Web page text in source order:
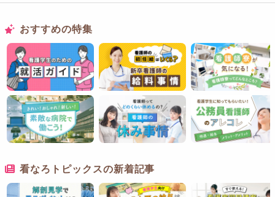
おすすめの特集
看なろトピックスの新着記事